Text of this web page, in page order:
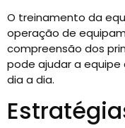
O treinamento da
operação de
compreensão dos
pode ajudar a
dia a dia.